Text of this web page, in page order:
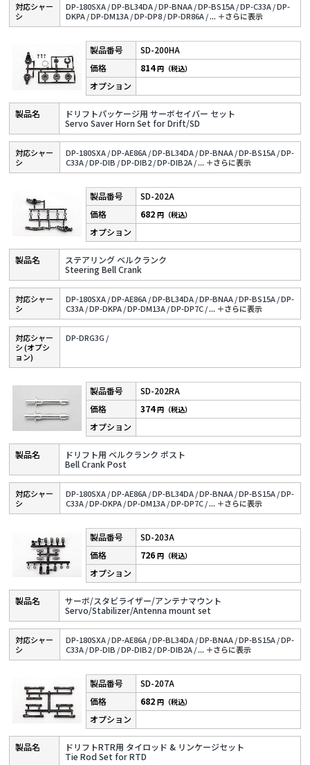
対応シャー
シ
DP-180SXA /DP-BL34DA /DP-BNAA /DP-BS15A /DP-C33A /DP-
DKPA /DP-DM13A /DP-DP8 /DP-DR86A /... ＋さらに表⽰
SD-200HA
ドリフトパッケージ用 サーボセイバー セット
Servo Saver Horn Set for Drift/SD
814円（税込）
対応シャー
シ
DP-180SXA /DP-AE86A /DP-BL34DA /DP-BNAA /DP-BS15A /DP-
C33A /DP-DIB /DP-DIB2 /DP-DIB2A /... ＋さらに表⽰
SD-202A
ステアリング ベルクランク
Steering Bell Crank
682円（税込）
対応シャー
シ
DP-180SXA /DP-AE86A /DP-BL34DA /DP-BNAA /DP-BS15A /DP-
C33A /DP-DKPA /DP-DM13A /DP-DP7C /... ＋さらに表⽰
対応シャー
シ (オプシ
ョン)
DP-DRG3G /
SD-202RA
ドリフト用 ベルクランク ポスト
Bell Crank Post
374円（税込）
対応シャー
シ
DP-180SXA /DP-AE86A /DP-BL34DA /DP-BNAA /DP-BS15A /DP-
C33A /DP-DKPA /DP-DM13A /DP-DP7C /... ＋さらに表⽰
SD-203A
サーボ/スタビライザー/アンテナマウント
Servo/Stabilizer/Antenna mount set
726円（税込）
対応シャー
シ
DP-180SXA /DP-AE86A /DP-BL34DA /DP-BNAA /DP-BS15A /DP-
C33A /DP-DIB /DP-DIB2 /DP-DIB2A /... ＋さらに表⽰
SD-207A
ドリフトRTR用 タイロッド & リンケージセット
Tie Rod Set for RTD
682円（税込）